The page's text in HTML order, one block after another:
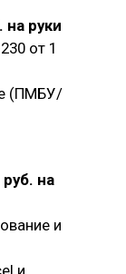
на руки
от 1
(ПМБУ/
на
и